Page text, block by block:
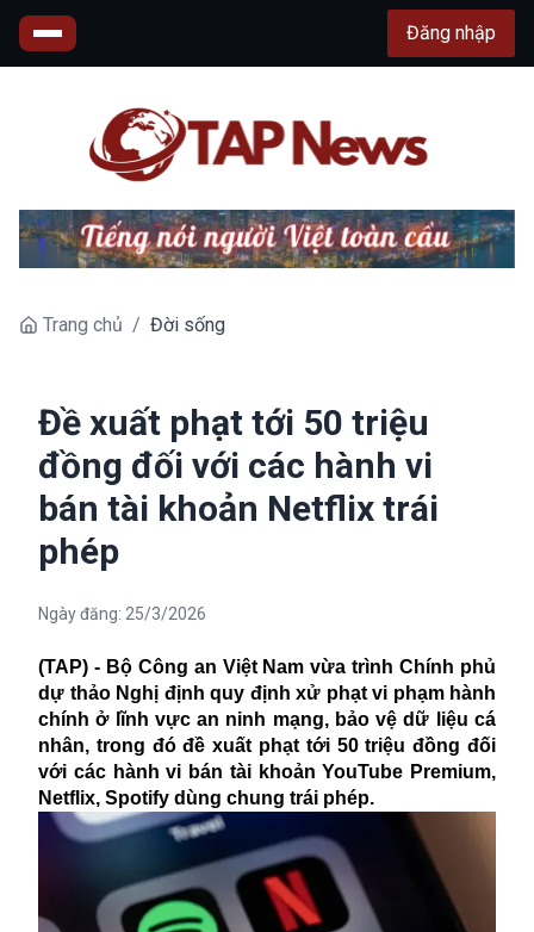
Đăng nhập
Trang chủ / Đời sống
Đề xuất phạt tới 50 triệu
đồng đối với các hành vi
bán tài khoản Netflix trái
phép
Ngày đăng: 25/3/2026
(TAP) - Bộ Công an Việt Nam vừa trình Chính phủ
dự thảo Nghị định quy định xử phạt vi phạm hành
chính ở lĩnh vực an ninh mạng, bảo vệ dữ liệu cá
nhân, trong đó đề xuất phạt tới 50 triệu đồng đối
với các hành vi bán tài khoản YouTube Premium,
Netflix, Spotify dùng chung trái phép.